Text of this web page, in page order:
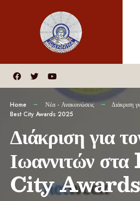
Home Νέα - Ανακοινώσεις
Διάκριση
Best City Awards 2025
Διάκριση για
Ιωαννιτών
City